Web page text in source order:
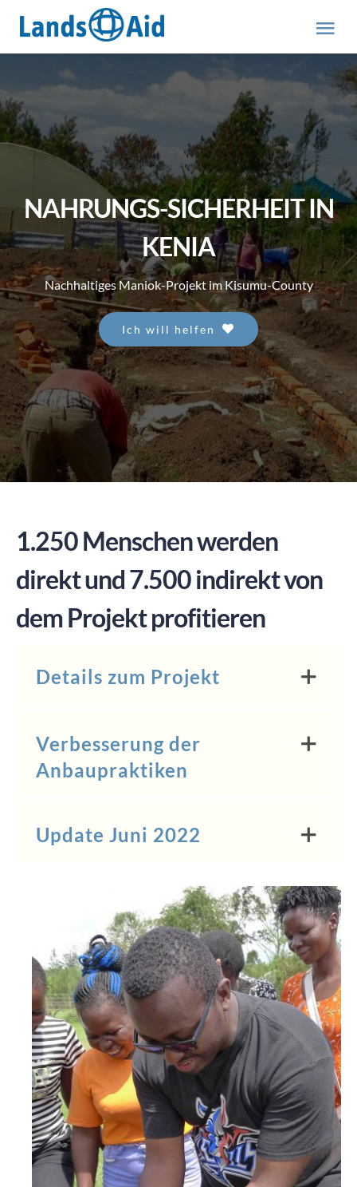
Inhalt
springen
PROJEKTE
ABOUT US (engl.)
AKTUELLES
MITMACHEN
SPENDEN
NAHRUNGS-SICHERHEIT IN
KENIA
Nachhaltiges Maniok-Projekt im Kisumu-County
Ich will helfen
1.250 Menschen werden
direkt und 7.500 indirekt von
dem Projekt profitieren
Details zum Projekt
Verbesserung der
Anbaupraktiken
Update Juni 2022